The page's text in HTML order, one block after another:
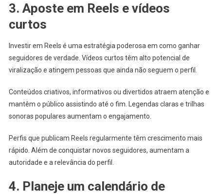
3. Aposte em Reels e vídeos
curtos
Investir em Reels é uma estratégia poderosa em como ganhar
seguidores de verdade. Vídeos curtos têm alto potencial de
viralização e atingem pessoas que ainda não seguem o perfil.
Conteúdos criativos, informativos ou divertidos atraem atenção e
mantêm o público assistindo até o fim. Legendas claras e trilhas
sonoras populares aumentam o engajamento.
Perfis que publicam Reels regularmente têm crescimento mais
rápido. Além de conquistar novos seguidores, aumentam a
autoridade e a relevância do perfil.
4. Planeje um calendário de